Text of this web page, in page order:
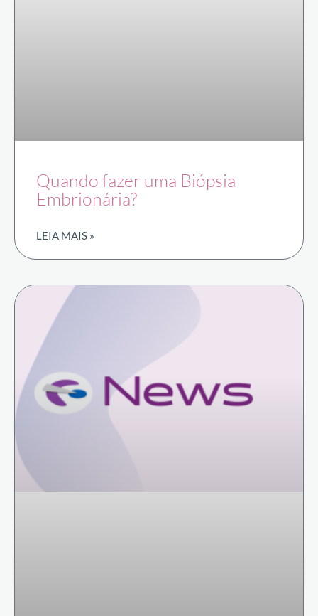
Quando fazer uma Biópsia
Embrionária?
LEIA MAIS »